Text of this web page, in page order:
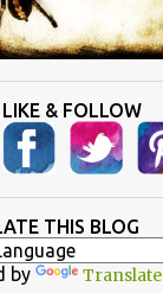
& FOLLOW
THIS BLOG
by Translate